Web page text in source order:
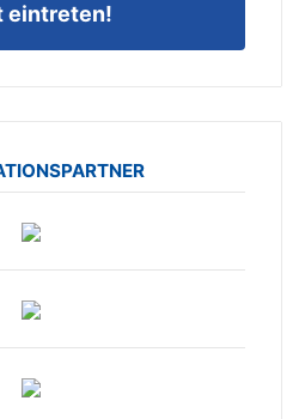
eintreten!